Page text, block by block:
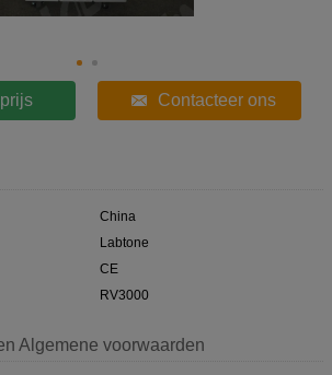
Contacteer ons
China
Labtone
CE
RV3000
Algemene voorwaarden